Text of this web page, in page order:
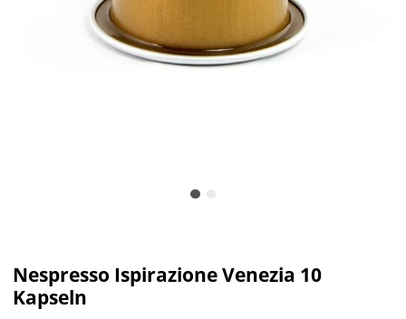
Nespresso Ispirazione Venezia 10
Kapseln